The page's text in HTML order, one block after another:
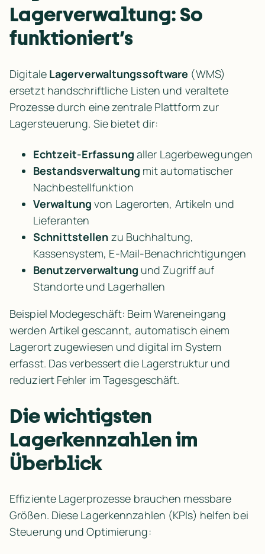
Lagerverwaltung: So
funktioniert’s
Digitale Lagerverwaltungssoftware (WMS)
ersetzt handschriftliche Listen und veraltete
Prozesse durch eine zentrale Plattform zur
Lagersteuerung. Sie bietet dir:
Echtzeit-Erfassung aller Lagerbewegungen
Bestandsverwaltung mit automatischer
Nachbestellfunktion
Verwaltung von Lagerorten, Artikeln und
Lieferanten
Schnittstellen zu Buchhaltung,
Kassensystem, E-Mail-Benachrichtigungen
Benutzerverwaltung und Zugriff auf
Standorte und Lagerhallen
Beispiel Modegeschäft: Beim Wareneingang
werden Artikel gescannt, automatisch einem
Lagerort zugewiesen und digital im System
erfasst. Das verbessert die Lagerstruktur und
reduziert Fehler im Tagesgeschäft.
Die wichtigsten
Lagerkennzahlen im
Überblick
Effiziente Lagerprozesse brauchen messbare
Größen. Diese Lagerkennzahlen (KPIs) helfen bei
Steuerung und Optimierung: